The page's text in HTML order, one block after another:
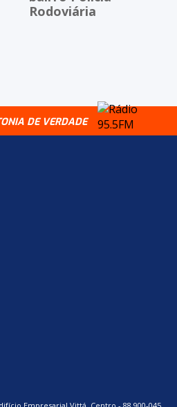
Rodoviária
DE VERDADE